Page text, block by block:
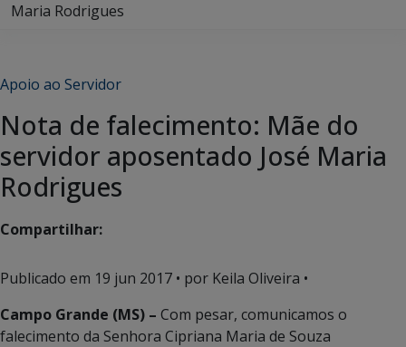
Maria Rodrigues
Apoio ao Servidor
Nota de falecimento: Mãe do
servidor aposentado José Maria
Rodrigues
Compartilhar:
Publicado em 19 jun 2017 • por Keila Oliveira •
Campo Grande (MS) – Com pesar, comunicamos o
falecimento da Senhora Cipriana Maria de Souza